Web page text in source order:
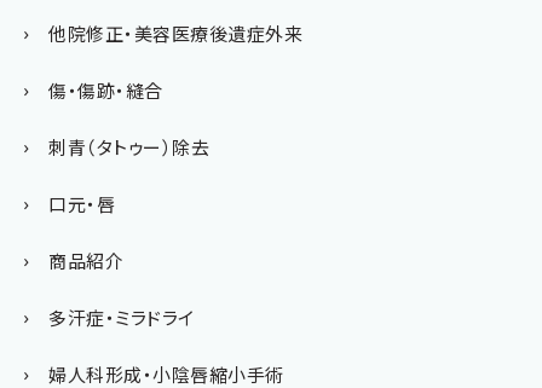
他院修正・美容医療後遺症外来
傷・傷跡・縫合
刺青（タトゥー）除去
口元・唇
商品紹介
多汗症・ミラドライ
婦人科形成・小陰唇縮小手術